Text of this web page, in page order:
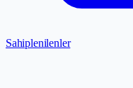
Sahiplenilenler